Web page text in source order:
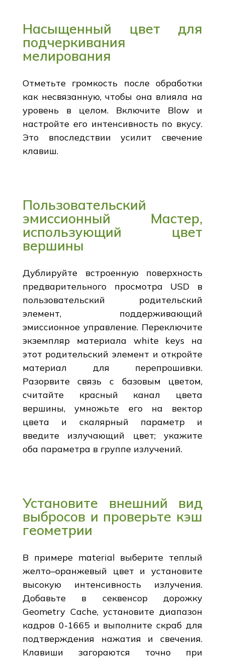
Насыщенный цвет для
подчеркивания
мелирования
Отметьте громкость после обработки
как несвязанную, чтобы она влияла на
уровень в целом. Включите Blow и
настройте его интенсивность по вкусу.
Это впоследствии усилит свечение
клавиш.
Пользовательский
эмиссионный Мастер,
использующий цвет
вершины
Дублируйте встроенную поверхность
предварительного просмотра USD в
пользовательский родительский
элемент, поддерживающий
эмиссионное управление. Переключите
экземпляр материала white keys на
этот родительский элемент и откройте
материал для перепрошивки.
Разорвите связь с базовым цветом,
считайте красный канал цвета
вершины, умножьте его на вектор
цвета и скалярный параметр и
введите излучающий цвет; укажите
оба параметра в группе излучений.
Установите внешний вид
выбросов и проверьте кэш
геометрии
В примере material выберите теплый
желто–оранжевый цвет и установите
высокую интенсивность излучения.
Добавьте в секвенсор дорожку
Geometry Cache, установите диапазон
кадров 0-1665 и выполните скраб для
подтверждения нажатия и свечения.
Клавиши загораются точно при